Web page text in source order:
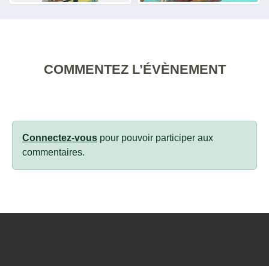
COMMENTEZ L’ÉVÈNEMENT
Connectez-vous pour pouvoir participer aux
commentaires.